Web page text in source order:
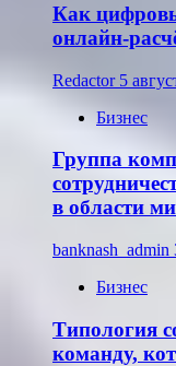
Как
онлайн-
Redactor 5
Бизнес
Группа
в области
banknash_admin
Бизнес
Типология
команду,